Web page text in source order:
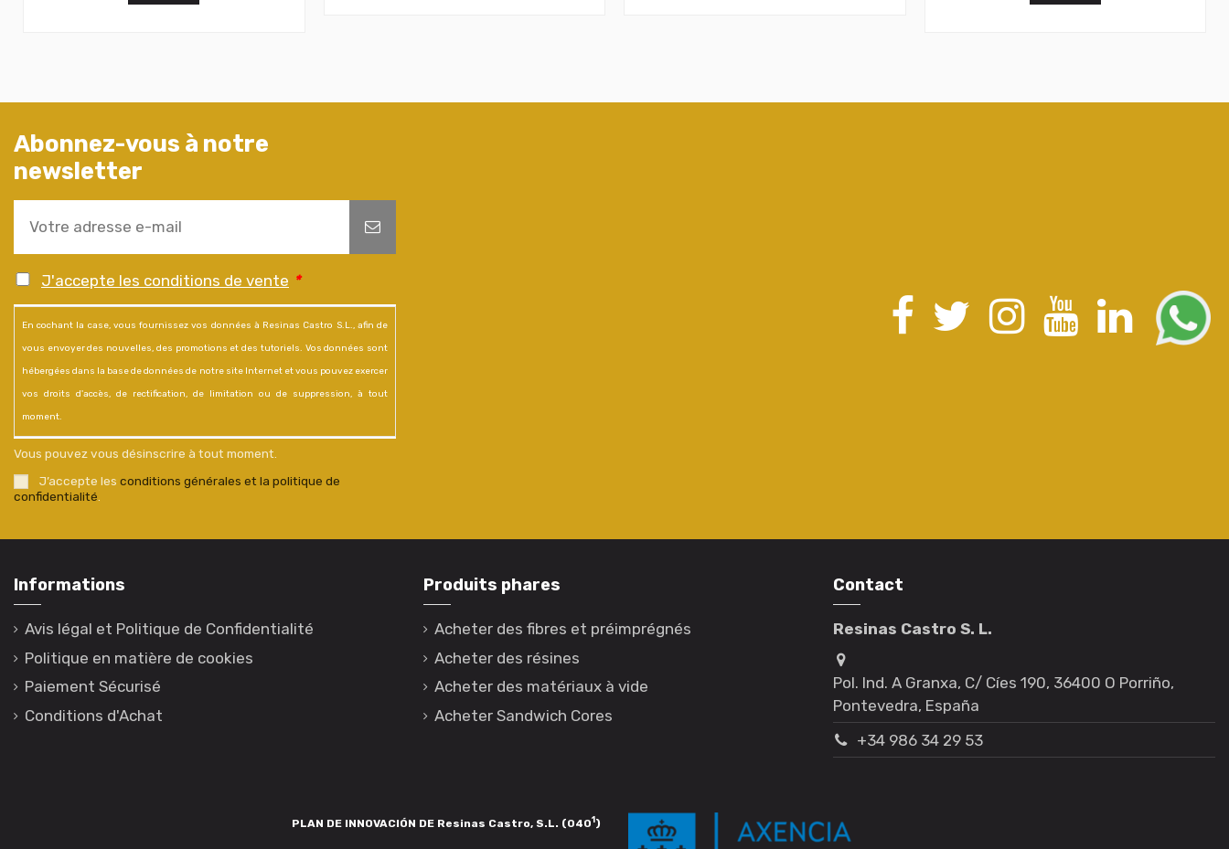
Abonnez-vous à notre
newsletter
J'accepte les conditions de vente *
En cochant la case, vous fournissez vos données à Resinas Castro S.L., afin de
vous envoyer des nouvelles, des promotions et des tutoriels. Vos données sont
hébergées dans la base de données de notre site Internet et vous pouvez exercer
vos droits d'accès, de rectification, de limitation ou de suppression, à tout
moment.
Vous pouvez vous désinscrire à tout moment.
J’accepte les conditions générales et la politique de
confidentialité
Informations
Avis légal et Politique de Confidentialité
Politique en matière de cookies
Paiement Sécurisé
Conditions d'Achat
Produits phares
Acheter des fibres et préimprégnés
Acheter des résines
Acheter des matériaux à vide
Acheter Sandwich Cores
Contact
Resinas Castro S. L.
Pol. Ind. A Granxa, C/ Cíes 190, 36400 O Porriño,
Pontevedra, España
+34 986 34 29 53
PLAN DE INNOVACIÓN DE Resinas Castro, S.L. (0401 )